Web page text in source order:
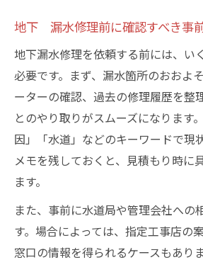
地下 漏水修理前に確認すべき事
地下漏水修理を依頼する前には、い
必要です。まず、漏水箇所のおおよ
ーターの確認、過去の修理履歴を整
とのやり取りがスムーズになります
因」「水道」などのキーワードで現
メモを残しておくと、見積もり時に
ます。
また、事前に水道局や管理会社への
す。場合によっては、指定工事店の
窓口の情報を得られるケースもあり